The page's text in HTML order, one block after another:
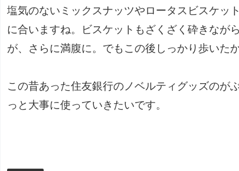
塩気のないミックスナッツやロータスビスケッ
に合いますね。ビスケットもざくざく砕きなが
が、さらに満腹に。でもこの後しっかり歩いた
この昔あった住友銀行のノベルティグッズのが
っと大事に使っていきたいです。